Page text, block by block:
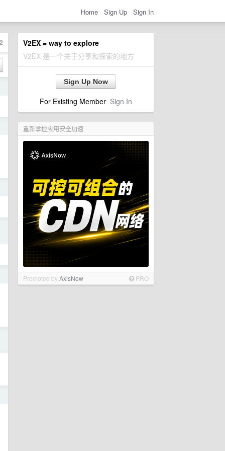
Home Sign Up Sign In
V2EX = way to explore
V2EX 是一个关于分享和探索的地方
Sign Up Now
For Existing Member Sign In
重新掌控应用安全加速
Promoted byAxisNow PRO